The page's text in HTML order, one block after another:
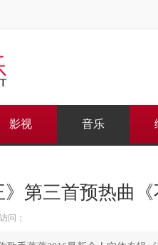
影视 音乐
第三首预热曲
问：